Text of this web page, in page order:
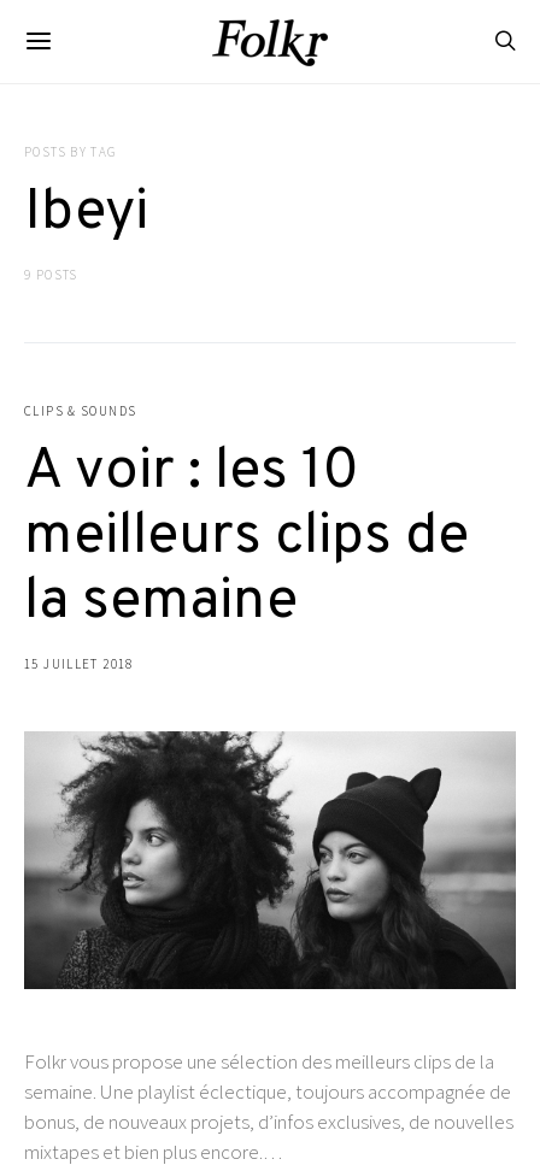
POSTS BY TAG
Ibeyi
9 POSTS
CLIPS & SOUNDS
A voir : les 10
meilleurs clips de
la semaine
15 JUILLET 2018
Folkr vous propose une sélection des meilleurs clips de la
semaine. Une playlist éclectique, toujours accompagnée de
bonus, de nouveaux projets, d’infos exclusives, de nouvelles
mixtapes et bien plus encore.…